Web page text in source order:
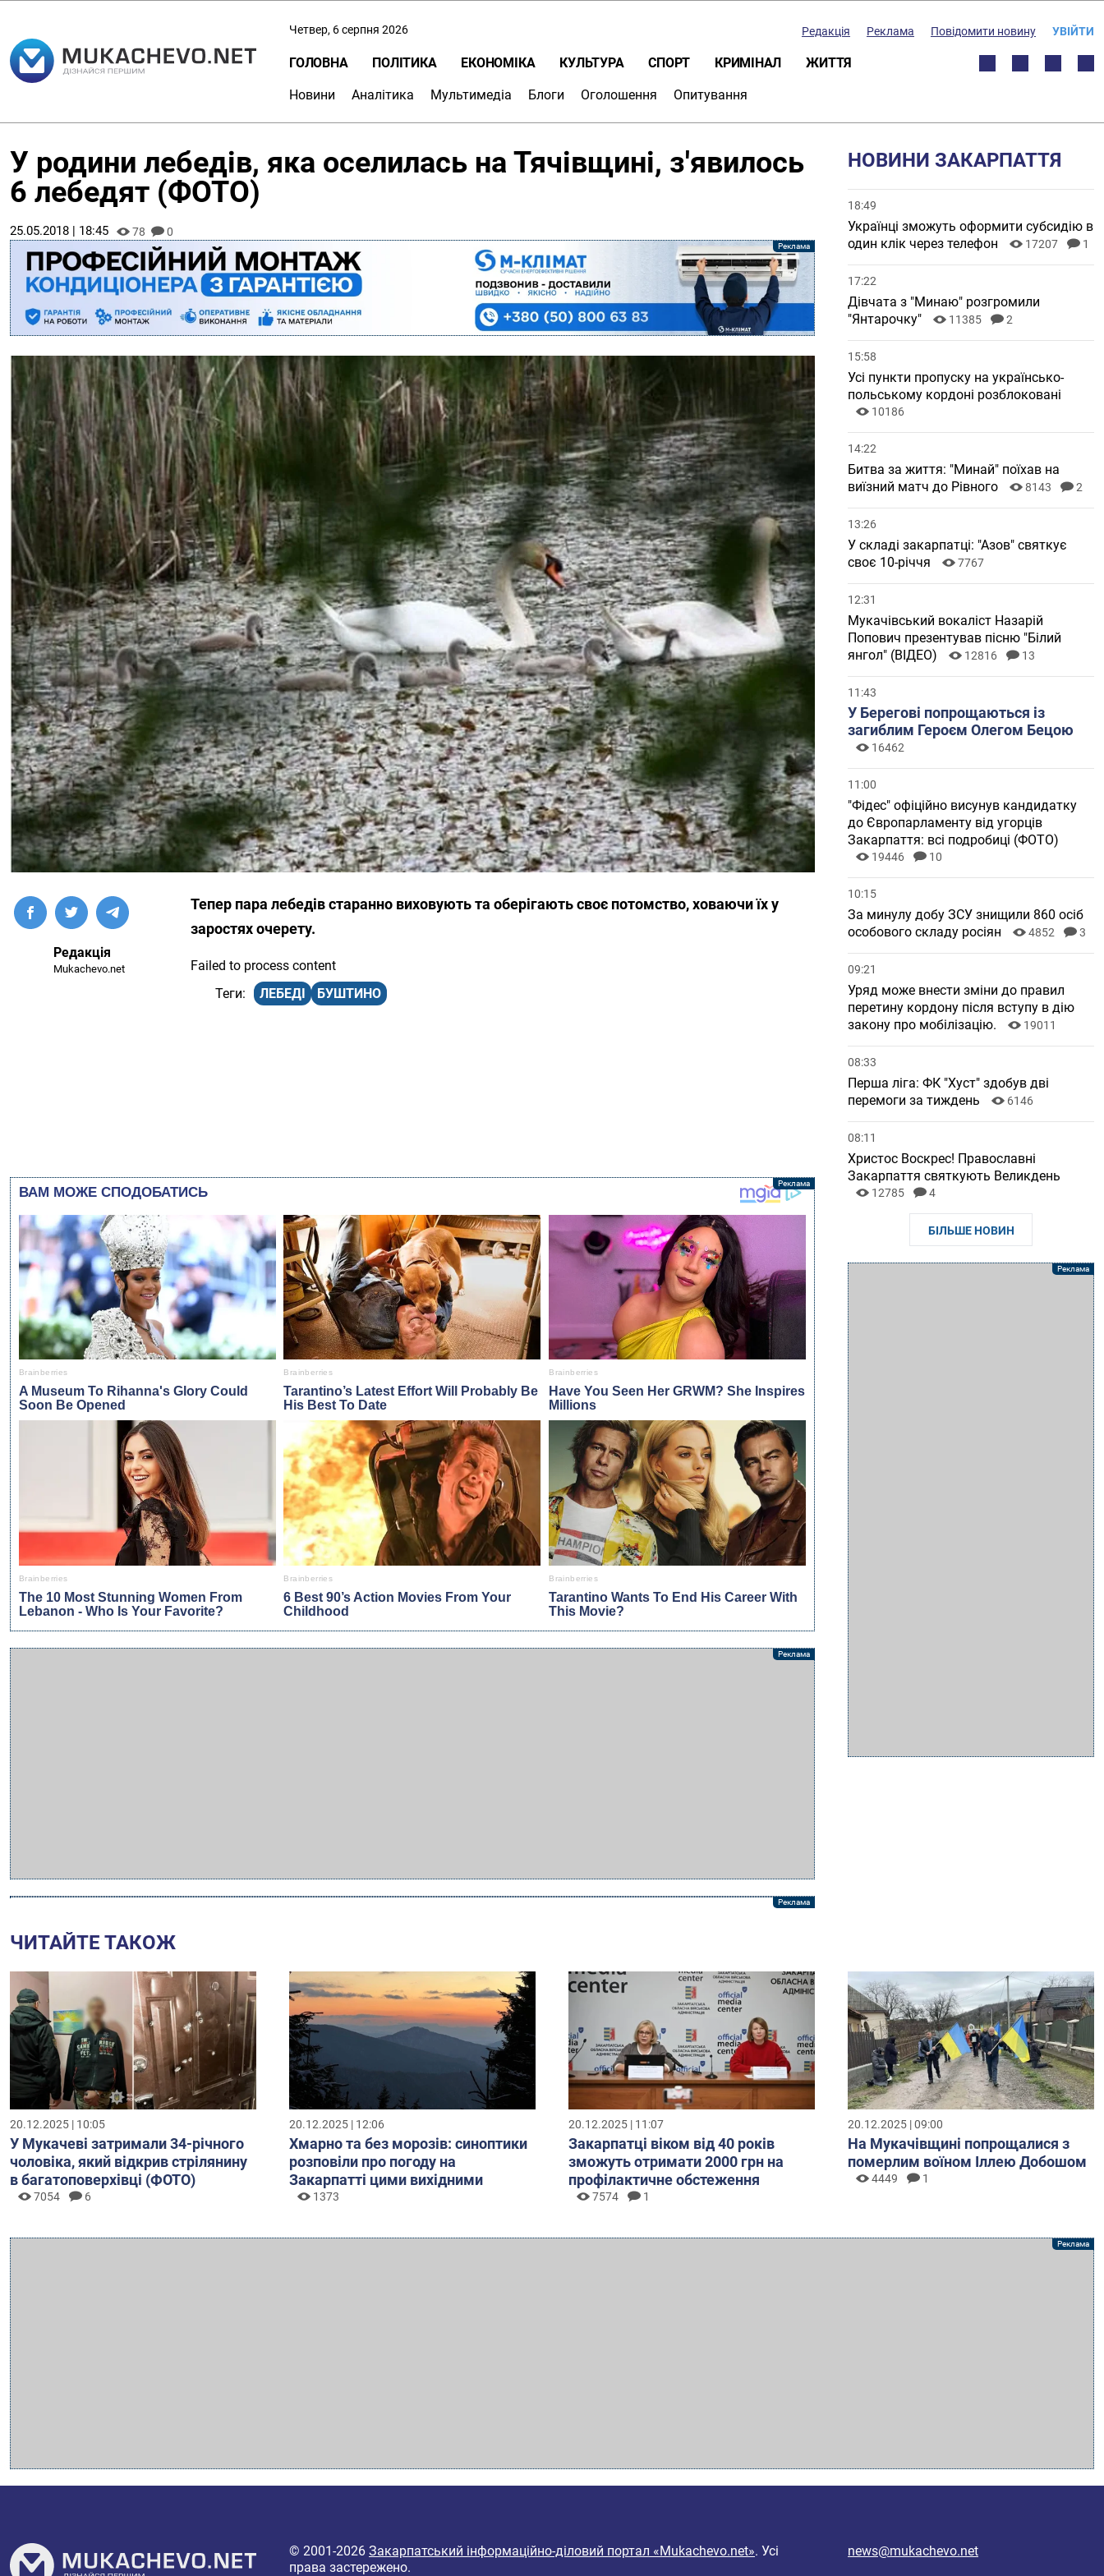
Четвер, 6 серпня 2026 Редакція Реклама Повідомити новину УВІЙТИ
ГОЛОВНА ПОЛІТИКА ЕКОНОМІКА КУЛЬТУРА СПОРТ КРИМІНАЛ ЖИТТЯ
Новини Аналітика Мультимедіа Блоги Оголошення Опитування
У родини лебедів, яка оселилась на Тячівщині, з'явилось
6 лебедят (ФОТО)
25.05.2018 | 18:45 78 0
Редакція
Mukachevo.net
Тепер пара лебедів старанно виховують та оберігають своє потомство, ховаючи їх у
заростях очерету.
Failed to process content
ЛЕБЕДІ
БУШТИНО
НОВИНИ ЗАКАРПАТТЯ
18:49
Українці зможуть оформити субсидію в
один клік через телефон
17207 1
17:22
Дівчата з "Минаю" розгромили
"Янтарочку"
11385 2
15:58
Усі пункти пропуску на українсько-
польському кордоні розблоковані
10186
14:22
Битва за життя: "Минай" поїхав на
виїзний матч до Рівного
8143 2
13:26
У складі закарпатці: "Азов" святкує
своє 10-річчя
7767
12:31
Мукачівський вокаліст Назарій
Попович презентував пісню "Білий
янгол" (ВІДЕО)
12816 13
11:43
У Берегові попрощаються із
загиблим Героєм Олегом Бецою
16462
11:00
"Фідес" офіційно висунув кандидатку
до Європарламенту від угорців
Закарпаття: всі подробиці (ФОТО)
19446 10
10:15
За минулу добу ЗСУ знищили 860 осіб
особового складу росіян
4852 3
09:21
Уряд може внести зміни до правил
перетину кордону після вступу в дію
закону про мобілізацію.
19011
08:33
Перша ліга: ФК "Хуст" здобув дві
перемоги за тиждень
6146
08:11
Христос Воскрес! Православні
Закарпаття святкують Великдень
12785 4
БІЛЬШЕ НОВИН
ЧИТАЙТЕ ТАКОЖ
20.12.2025 | 10:05
У Мукачеві затримали 34-річного
чоловіка, який відкрив стрілянину
в багатоповерхівці (ФОТО)
7054 6
20.12.2025 | 12:06
Хмарно та без морозів: синоптики
розповіли про погоду на
Закарпатті цими вихідними
1373
20.12.2025 | 11:07
Закарпатці віком від 40 років
зможуть отримати 2000 грн на
профілактичне обстеження
7574 1
20.12.2025 | 09:00
На Мукачівщині попрощалися з
померлим воїном Іллею Добошом
4449 1
© 2001-2026 Закарпатський інформаційно-діловий портал «Mukachevo.net». Усі
права застережено.
news@mukachevo.net